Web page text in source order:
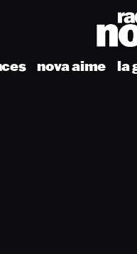
nova aime la